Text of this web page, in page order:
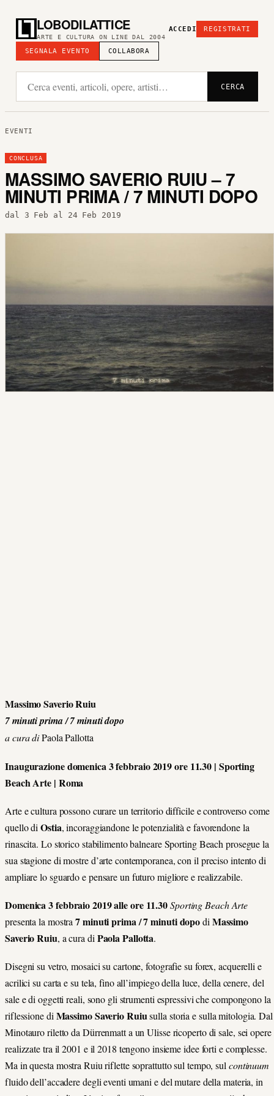
LOBODILATTICE
ARTE E CULTURA ON LINE DAL 2004
SEGNALA EVENTO COLLABORA
ACCEDI REGISTRATI
CERCA
EVENTI
CONCLUSA
MASSIMO SAVERIO RUIU – 7
MINUTI PRIMA / 7 MINUTI DOPO
dal 3 Feb al 24 Feb 2019
Massimo Saverio Ruiu
7 minuti prima / 7 minuti dopo
a cura diPaola Pallotta
Inaugurazione domenica 3 febbraio 2019 ore 11.30 | Sporting
Beach Arte | Roma
Arte e cultura possono curare un territorio difficile e controverso come
quello diOstia, incoraggiandone le potenzialità e favorendone la
rinascita. Lo storico stabilimento balneare Sporting Beach prosegue la
sua stagione di mostre d’arte contemporanea, con il preciso intento di
ampliare lo sguardo e pensare un futuro migliore e realizzabile.
Domenica 3 febbraio 2019 alle ore 11.30Sporting Beach Arte
presenta la mostra7 minuti prima / 7 minuti dopodi Massimo
Saverio Ruiu, a cura di Paola Pallotta.
Disegni su vetro, mosaici su cartone, fotografie su forex, acquerelli e
acrilici su carta e su tela, fino all’impiego della luce, della cenere, del
sale e di oggetti reali, sono gli strumenti espressivi che compongono la
riflessione di Massimo Saverio Ruiusulla storia e sulla mitologia. Dal
Minotauro riletto da Dürrenmatt a un Ulisse ricoperto di sale, sei opere
realizzate tra il 2001 e il 2018 tengono insieme idee forti e complesse.
Ma in questa mostra Ruiu riflette soprattutto sul tempo, sul continuum
fluido dell’accadere degli eventi umani e del mutare della materia, in